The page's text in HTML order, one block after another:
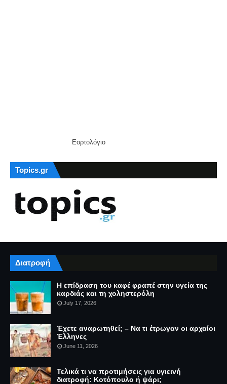
Εορτολόγιο
Topics.gr
Διατροφή
Η επίδραση του καφέ φραπέ στην υγεία της
καρδιάς και τη χοληστερόλη
July 17, 2026
Έχετε αναρωτηθεί; – Να τι έτρωγαν οι αρχαίοι
Έλληνες
June 11, 2026
Τελικά τι να προτιμήσεις για υγιεινή
διατροφή: Κοτόπουλο ή ψάρι;